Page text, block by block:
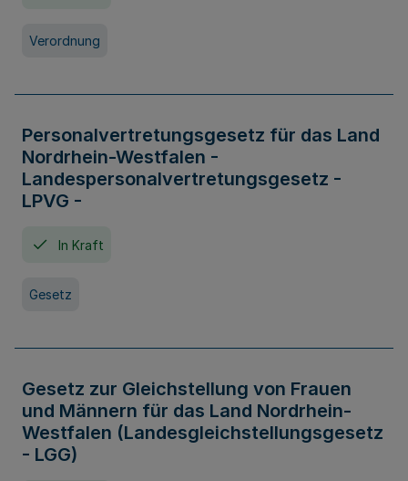
Verordnung
Personalvertretungsgesetz für das Land
Nordrhein-Westfalen -
Landespersonalvertretungsgesetz -
LPVG -
In Kraft
Gesetz
Gesetz zur Gleichstellung von Frauen
und Männern für das Land Nordrhein-
Westfalen (Landesgleichstellungsgesetz
- LGG)